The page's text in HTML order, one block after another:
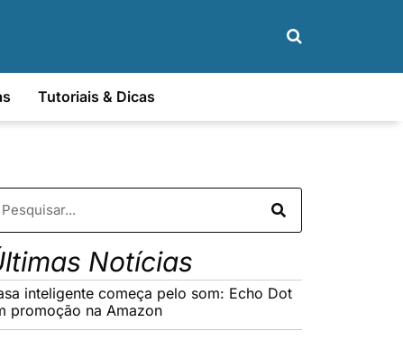
Tutoriais & Dicas
Notícias
inteligente começa pelo som: Echo Dot
promoção na Amazon